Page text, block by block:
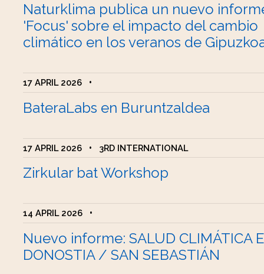
Naturklima publica un nuevo
'Focus' sobre el impacto del cambio
climático en los veranos de
17 APRIL 2026 •
BateraLabs en Buruntzaldea
17 APRIL 2026 • 3RD INTERNATIONAL
Zirkular bat Workshop
14 APRIL 2026 •
Nuevo informe: SALUD CLIMÁTICA
DONOSTIA / SAN SEBASTIÁN